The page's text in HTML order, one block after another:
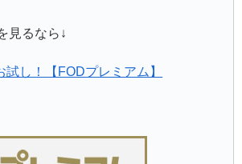
見るなら↓
試し！【FODプレミアム】